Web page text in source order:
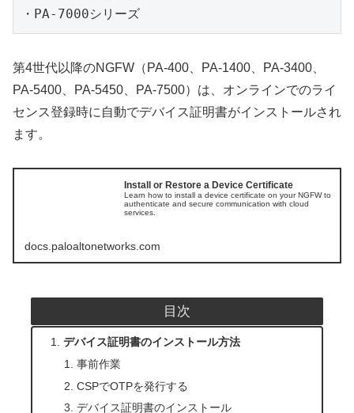
・PA-7000シリーズ
第4世代以降のNGFW（PA-400、PA-1400、PA-3400、
PA-5400、PA-5450、PA-7500）は、オンラインでのライ
センス登録時に自動でデバイス証明書がインストールされ
ます。
Install or Restore a Device Certificate
Learn how to install a device certificate on your NGFW to
authenticate and secure communication with cloud
services.
docs.paloaltonetworks.com
目次
デバイス証明書のインストール方法
事前作業
CSPでOTPを発行する
デバイス証明書のインストール